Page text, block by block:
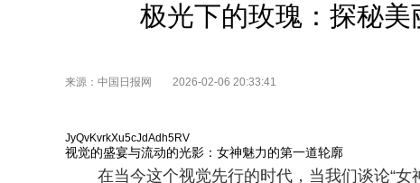
极光下的玫瑰：探秘美
来源：中国日报网 2026-02-06 20:33:41
JyQvKvrkXu5cJdAdh5RV
视觉的盛宴与流动的光影：女神魅力的第一道轮廓
在当今这个视觉先行的时代，当我们谈论“